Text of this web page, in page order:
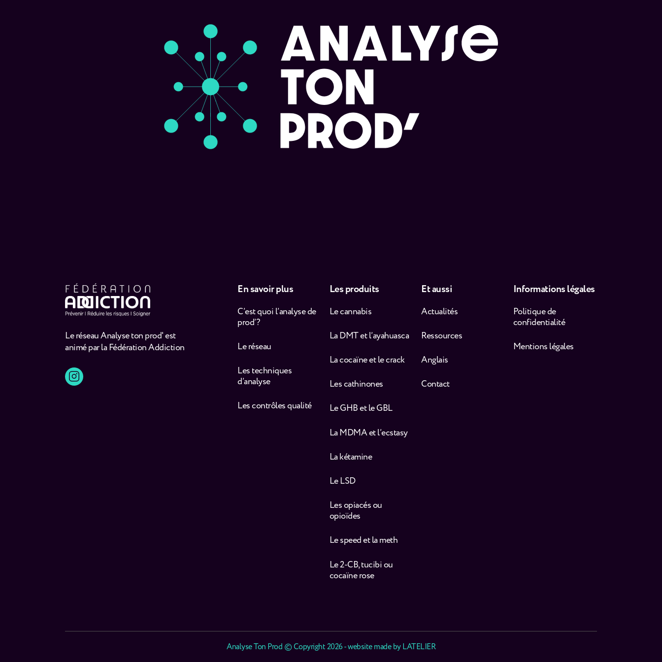
Le réseau Analyse ton prod' est
animé par la Fédération Addiction
En savoir plus
C’est quoi l’analyse de
prod’ ?
Le réseau
Les techniques
d’analyse
Les contrôles qualité
Les produits
Le cannabis
La DMT et l’ayahuasca
La cocaïne et le crack
Les cathinones
Le GHB et le GBL
La MDMA et l’ecstasy
La kétamine
Le LSD
Les opiacés ou
opioïdes
Le speed et la meth
Le 2-CB, tucibi ou
cocaïne rose
Et aussi
Actualités
Ressources
Anglais
Contact
Informations légales
Politique de
confidentialité
Mentions légales
Analyse Ton Prod © Copyright 2026 - website made byLATELIER